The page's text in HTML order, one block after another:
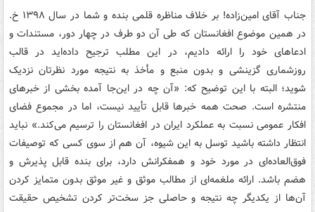
جناب آقای امین‌زاده! بر خلاف مناظره قلمی بنده و شما در سال ۱۳۹۸ خ.
در همین موضوع افغانستان که طی آن دو طرف در چهار دور، مستندات و
ادعاهای خود را ارائه دادیم، در این مطلب ترجیح داده‌اید در قالب
روزشماری گزینشی و بدون منبع و مأخذ به نتیجه مورد نظرتان نزدیک
شوید؛ البته با این توضیح که: «آن چه در این‌جا آمده بخشی از خبرهای
منتشره است. صحت همه خبرها قابل تأیید نیست، اما در مجموع فضای
افکار عمومی نسبت به عملکرد ایران در افغانستان را ترسیم می‌کند.» نباید
انتظار داشته باشید توسل به این شیوه، آن هم از سوی کسی که توصیفات
فوق‌العاده‌ای در مورد خود و همفکرانش دارد، برای بنده قابل پذیرش و
هضم باشد. ارائه ملغمه‌ای از مطالب موثق و غیر موثق بدون متمایز کردن
آن‌ها از یکدیگر چه نتیجه و حاصلی جز سخت‌تر کردن تشخیص حقیقت